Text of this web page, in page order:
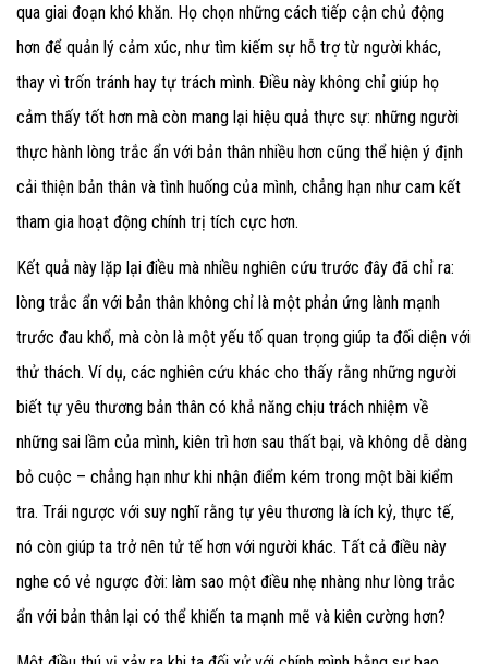
qua giai đoạn khó khăn. Họ chọn những cách tiếp cận chủ động
hơn để quản lý cảm xúc, như tìm kiếm sự hỗ trợ từ người khác,
thay vì trốn tránh hay tự trách mình. Điều này không chỉ giúp họ
cảm thấy tốt hơn mà còn mang lại hiệu quả thực sự: những người
thực hành lòng trắc ẩn với bản thân nhiều hơn cũng thể hiện ý định
cải thiện bản thân và tình huống của mình, chẳng hạn như cam kết
tham gia hoạt động chính trị tích cực hơn.
Kết quả này lặp lại điều mà nhiều nghiên cứu trước đây đã chỉ ra:
lòng trắc ẩn với bản thân không chỉ là một phản ứng lành mạnh
trước đau khổ, mà còn là một yếu tố quan trọng giúp ta đối diện với
thử thách. Ví dụ, các nghiên cứu khác cho thấy rằng những người
biết tự yêu thương bản thân có khả năng chịu trách nhiệm về
những sai lầm của mình, kiên trì hơn sau thất bại, và không dễ dàng
bỏ cuộc – chẳng hạn như khi nhận điểm kém trong một bài kiểm
tra. Trái ngược với suy nghĩ rằng tự yêu thương là ích kỷ, thực tế,
nó còn giúp ta trở nên tử tế hơn với người khác. Tất cả điều này
nghe có vẻ ngược đời: làm sao một điều nhẹ nhàng như lòng trắc
ẩn với bản thân lại có thể khiến ta mạnh mẽ và kiên cường hơn?